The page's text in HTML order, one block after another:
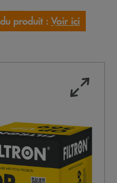
produit : Voir ici